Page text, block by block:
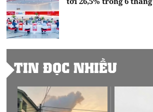
TIN ĐỌC NHIỀU